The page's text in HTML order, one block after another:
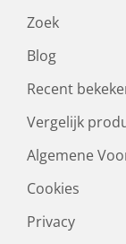
Zoek
Blog
Recent
Vergelijk
Algemene
Cookies
Privacy